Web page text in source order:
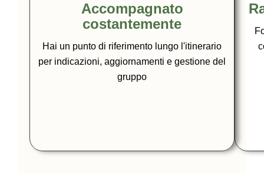
Accompagnato
costantemente
Hai un punto di riferimento lungo l'itinerario
per indicazioni, aggiornamenti e gestione del
gruppo